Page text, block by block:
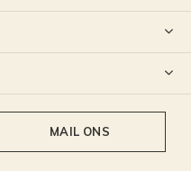
MAIL ONS